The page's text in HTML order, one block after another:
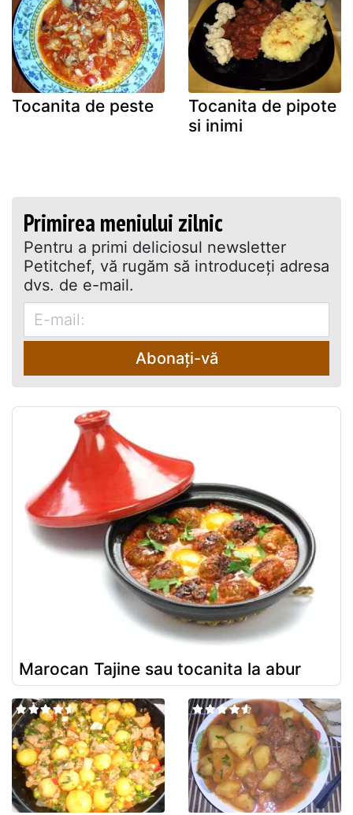
Tocanita de peste
Tocanita de pipote
si inimi
Primirea meniului zilnic
Pentru a primi deliciosul newsletter
Petitchef, vă rugăm să introduceţi adresa
dvs. de e-mail.
Abonați-vă
Marocan Tajine sau tocanita la abur